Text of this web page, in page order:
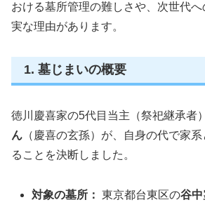
おける墓所管理の難しさや、次世代
実な理由があります。
1. 墓じまいの概要
徳川慶喜家の5代目当主（祭祀継承者
ん （慶喜の玄孫）が、自身の代で家
ることを決断しました。
対象の墓所： 東京都台東区の谷中